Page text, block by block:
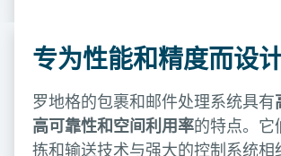
专为性能和精度而设
罗地格的包裹和邮件处理系统具有
高可靠性和空间利用率的特点。它
拣和输送技术与强大的控制系统相